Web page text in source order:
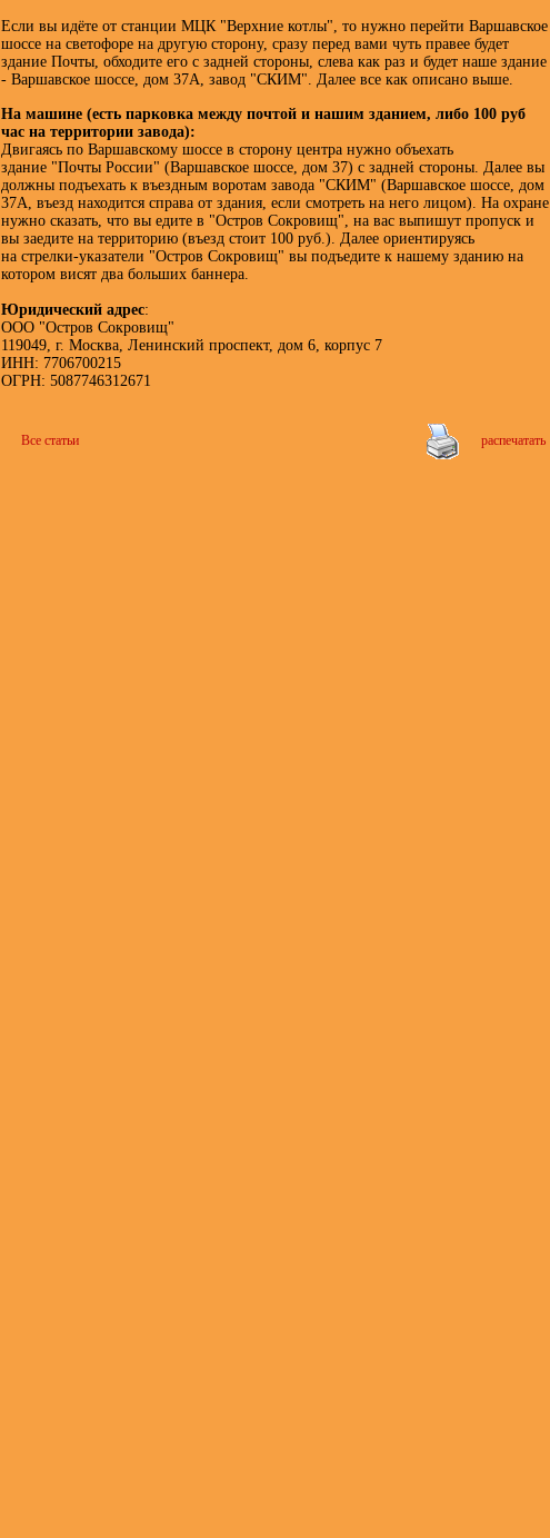
Если вы идёте от станции МЦК "Верхние котлы", то нужно перейти Варшавское
шоссе на светофоре на другую сторону, сразу перед вами чуть правее будет
здание Почты, обходите его с задней стороны, слева как раз и будет наше здание
- Варшавское шоссе, дом 37А, завод "СКИМ". Далее все как описано выше.
На машине (есть парковка между почтой и нашим зданием, либо 100 руб
час на территории завода):
Двигаясь по Варшавскому шоссе в сторону центра нужно объехать
здание "Почты России" (Варшавское шоссе, дом 37) с задней стороны. Далее вы
должны подъехать к въездным воротам завода "СКИМ" (Варшавское шоссе, дом
37А, въезд находится справа от здания, если смотреть на него лицом). На охране
нужно сказать, что вы едите в "Остров Сокровищ", на вас выпишут пропуск и
вы заедите на территорию (въезд стоит 100 руб.). Далее ориентируясь
на стрелки-указатели "Остров Сокровищ" вы подъедите к нашему зданию на
котором висят два больших баннера.
Юридический адрес:
ООО "Остров Сокровищ"
119049, г. Москва, Ленинский проспект, дом 6, корпус 7
ИНН: 7706700215
ОГРН: 5087746312671
Все статьи распечатать